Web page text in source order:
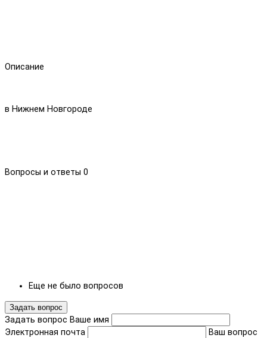
Описание
в Нижнем Новгороде
Вопросы и ответы 0
Еще не было вопросов
Задать вопрос
Задать вопрос Ваше имя
Электронная почта
Ваш вопрос